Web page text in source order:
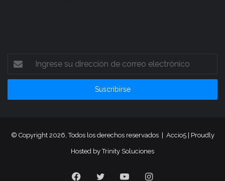
Ingrese
su
dirección
correo
© Copyright 2026, Todos los derechos reservados | Accio5| Proudly
Hosted byTrinity Soluciones
Facebook
Twitter YouTubeInstagram